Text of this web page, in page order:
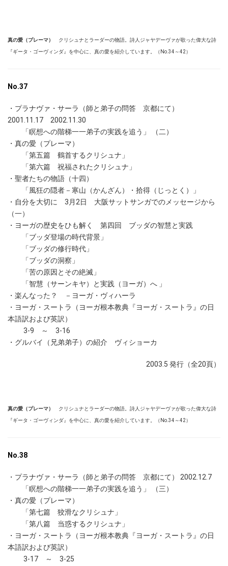
真の愛（プレーマ） クリシュナとラーダーの物語。詩人ジャヤデーヴァが歌った偉大な詩
『ギータ・ゴーヴィンダ』を中心に、真の愛を紹介しています。（No.34～42）
No.37
・プラナヴァ・サーラ（師と弟子の問答 京都にて）
2001.11.17 2002.11.30
「瞑想への階梯一一弟子の実践を追う」 （二）
・真の愛（プレーマ）
「第五篇 鶴首するクリシュナ」
「第六篇 祝福されたクリシュナ」
・聖者たちの物語（十四）
「風狂の隠者－寒山（かんざん）・拾得（じっとく）」
・自分を大切に 3月2日 大阪サットサンガでのメッセージから
（一）
・ヨーガの歴史をひも解く 第四回 ブッダの智慧と実践
「ブッダ登場の時代背景」
「ブッダの修行時代」
「ブッダの洞察」
「苦の原因とその絶滅」
「智慧（サーンキヤ）と実践（ヨーガ）へ 」
・楽んなった？ －ヨーガ・ヴィハーラ
・ヨーガ・スートラ（ヨーガ根本教典『ヨーガ・スートラ』の日
本語訳および英訳）
3-9 ～ 3-16
・グルバイ（兄弟弟子）の紹介 ヴィショーカ
2003.5 発行（全20頁）
真の愛（プレーマ） クリシュナとラーダーの物語。詩人ジャヤデーヴァが歌った偉大な詩
『ギータ・ゴーヴィンダ』を中心に、真の愛を紹介しています。（No.34～42）
No.38
・プラナヴァ・サーラ（師と弟子の問答 京都にて） 2002.12.7
「瞑想への階梯一一弟子の実践を追う」 （三）
・真の愛（プレーマ）
「第七篇 狡滑なクリシュナ」
「第八篇 当惑するクリシュナ」
・ヨーガ・スートラ（ヨーガ根本教典『ヨーガ・スートラ』の日
本語訳および英訳）
3-17 ～ 3-25